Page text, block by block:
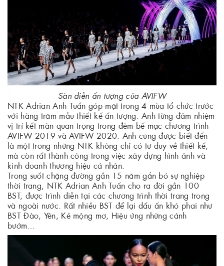
Sàn diễn ấn tượng của AVIFW
NTK Adrian Anh Tuấn góp mặt trong 4 mùa tổ chức trước
với hàng trăm mẫu thiết kế ấn tượng. Anh từng đảm nhiệm
vị trí kết màn quan trọng trong đêm bế mạc chương trình
AVIFW 2019 và AVIFW 2020. Anh cũng được biết đến
là một trong những NTK không chỉ có tư duy về thiết kế,
mà còn rất thành công trong việc xây dựng hình ảnh và
kinh doanh thương hiệu cá nhân.
Trong suốt chặng đường gần 15 năm gắn bó sự nghiệp
thời trang, NTK Adrian Anh Tuấn cho ra đời gần 100
BST, được trình diễn tại các chương trình thời trang trong
và ngoài nước. Rất nhiều BST để lại dấu ấn khó phai như
BST Đào, Yên, Kẻ mộng mơ, Hiệu ứng những cánh
bướm…